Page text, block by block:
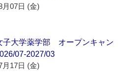
月07日 (金)
子大学薬学部 オープンキャン
07-2027/03
月17日 (金)